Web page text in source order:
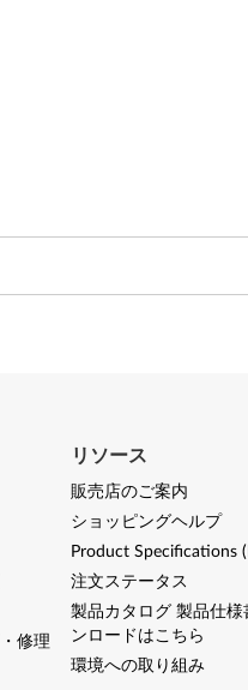
修理
リソース
販売店のご案内
ショッピングヘルプ
Product Specifications
注文ステータス
製品カタログ 製品仕様
ンロードはこちら
環境への取り組み